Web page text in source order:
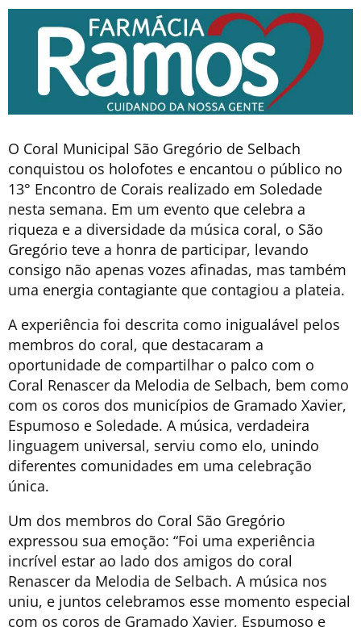
O Coral Municipal São Gregório de Selbach
conquistou os holofotes e encantou o público no
13° Encontro de Corais realizado em Soledade
nesta semana. Em um evento que celebra a
riqueza e a diversidade da música coral, o São
Gregório teve a honra de participar, levando
consigo não apenas vozes afinadas, mas também
uma energia contagiante que contagiou a plateia.
A experiência foi descrita como inigualável pelos
membros do coral, que destacaram a
oportunidade de compartilhar o palco com o
Coral Renascer da Melodia de Selbach, bem como
com os coros dos municípios de Gramado Xavier,
Espumoso e Soledade. A música, verdadeira
linguagem universal, serviu como elo, unindo
diferentes comunidades em uma celebração
única.
Um dos membros do Coral São Gregório
expressou sua emoção: “Foi uma experiência
incrível estar ao lado dos amigos do coral
Renascer da Melodia de Selbach. A música nos
uniu, e juntos celebramos esse momento especial
com os coros de Gramado Xavier, Espumoso e